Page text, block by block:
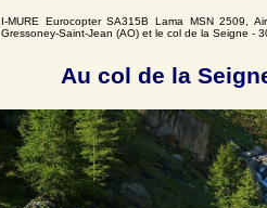
I-MURE Eurocopter SA315B Lama MSN 2509,
Gressoney-Saint-Jean (AO) et le col de la Seigne -
Au col de la